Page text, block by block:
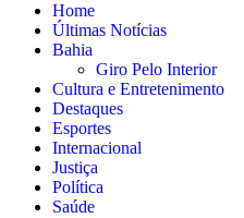
Home
Últimas Notícias
Bahia
Giro Pelo Interior
Cultura e Entretenimento
Destaques
Esportes
Internacional
Justiça
Política
Saúde